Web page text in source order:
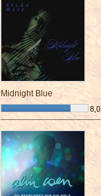
Midnight Blue
8,0
¯¯¯¯¯¯¯¯¯¯¯¯¯¯¯¯¯¯¯¯¯¯¯¯